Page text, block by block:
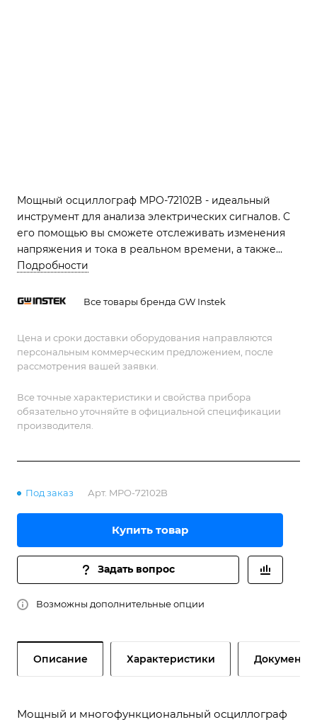
Мощный осциллограф MPO-72102B - идеальный
инструмент для анализа электрических сигналов. С
его помощью вы сможете отслеживать изменения
напряжения и тока в реальном времени, а также
записывать и анализировать данные для
Подробности
Все товары бренда GW Instek
Цена и сроки доставки оборудования направляются
персональным коммерческим предложением, после
рассмотрения вашей заявки.
Все точные характеристики и свойства прибора
обязательно уточняйте в официальной спецификации
производителя.
Под заказ Арт. MPO-72102B
Купить товар
Задать вопрос
Возможны дополнительные опции
Описание Характеристики Документы
Мощный и многофункциональный осциллограф